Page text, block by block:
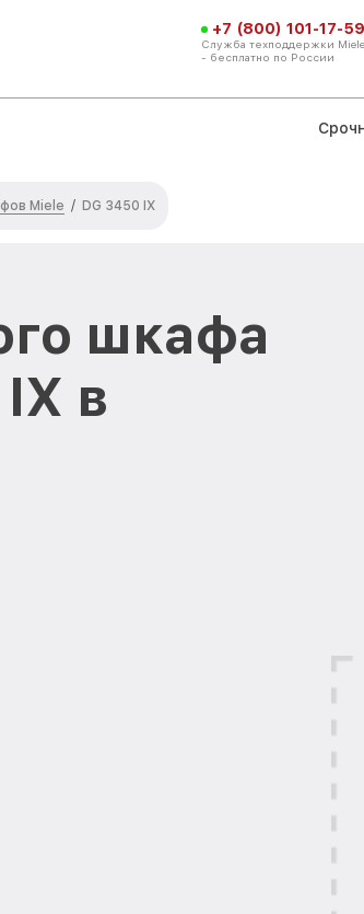
+7 (800) 101-17-59
Служба техподдержки Miele
- бесплатно по России
Miele / DG 3450 IX
шкафа
в